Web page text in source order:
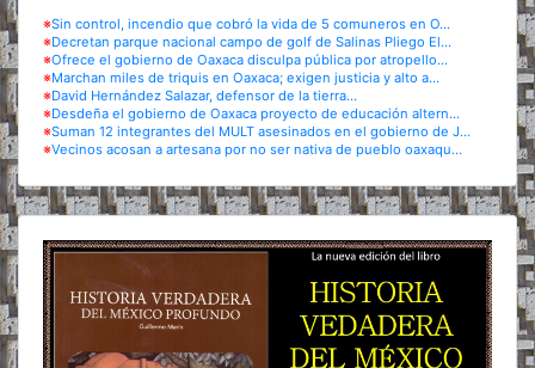
※Sin control, incendio que cobró la vida de 5 comuneros en O...
※Decretan parque nacional campo de golf de Salinas Pliego El...
※Ofrece el gobierno de Oaxaca disculpa pública por atropello...
※Marchan miles de triquis en Oaxaca; exigen justicia y alto a...
※David Hernández Salazar, defensor de la tierra...
※Desdeña el gobierno de Oaxaca proyecto de educación altern...
※Suman 12 integrantes del MULT asesinados en el gobierno de J...
※Vecinos acosan a artesana por no ser nativa de pueblo oaxaqu...